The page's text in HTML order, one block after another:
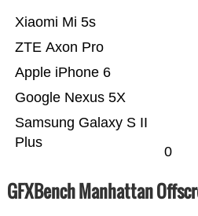
Samsung Galaxy S II
Plus
Google Nexus 5X
Apple iPhone 6
ZTE Axon Pro
Xiaomi Mi 5s
0
GFXBench Manhattan